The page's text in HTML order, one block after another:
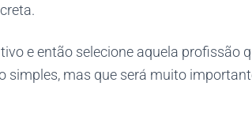
e então selecione aquela profissão
simples, mas que será muito